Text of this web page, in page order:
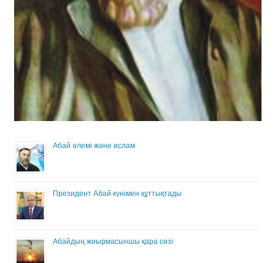
Абай әлемі және ислам
Президент Абай күнімен құттықтады
Абайдың жиырмасыншы қара сөзі